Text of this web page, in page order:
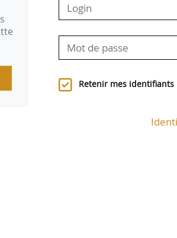
Retenir mes identifiants